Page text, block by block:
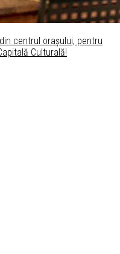
centrul oraşului, pentru
Culturală!